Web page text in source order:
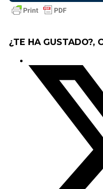
¿TE HA GUSTADO?,